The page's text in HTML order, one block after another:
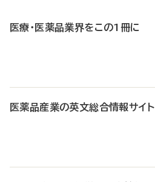
医療・医薬品業界をこの1冊に
医薬品産業の英文総合情報サイト